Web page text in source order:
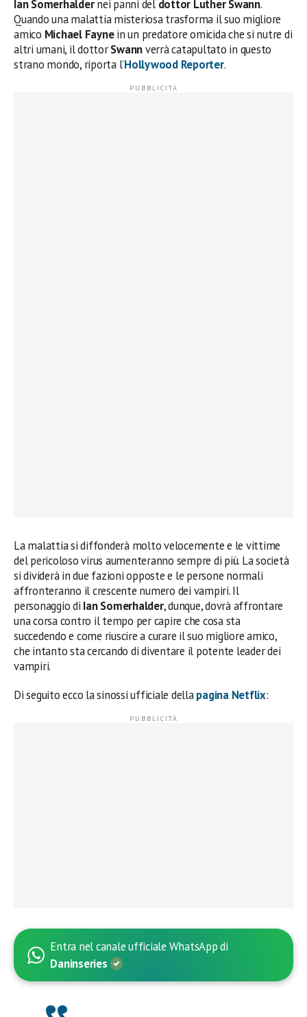
Ian Somerhaldernei panni del dottor Luther Swann.
Quando una malattia misteriosa trasforma il suo migliore
amico Michael Faynein un predatore omicida che si nutre di
altri umani, il dottorSwannverrà catapultato in questo
strano mondo, riporta l’Hollywood Reporter.
La malattia si diffonderà molto velocemente e le vittime
del pericoloso virus aumenteranno sempre di più. La società
si dividerà in due fazioni opposte e le persone normali
affronteranno il crescente numero dei vampiri. Il
personaggio di Ian Somerhalder, dunque, dovrà affrontare
una corsa contro il tempo per capire che cosa sta
succedendo e come riuscire a curare il suo migliore amico,
che intanto sta cercando di diventare il potente leader dei
vampiri.
Di seguito ecco la sinossi ufficiale dellapagina Netflix:
Entra nel canale ufficiale WhatsApp di
Daninseries